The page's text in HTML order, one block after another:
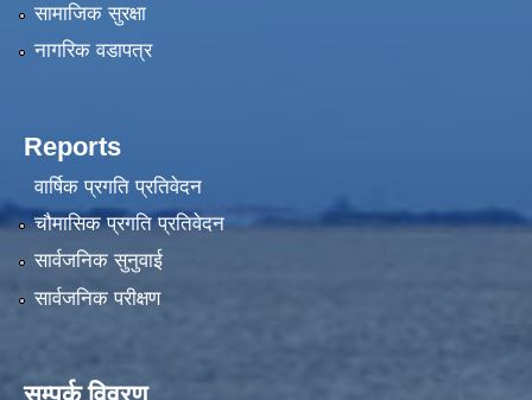
सामाजिक सुरक्षा
नागरिक वडापत्र
Reports
वार्षिक प्रगति प्रतिवेदन
चौमासिक प्रगति प्रतिवेदन
सार्वजनिक सुनुवाई
सार्वजनिक परीक्षण